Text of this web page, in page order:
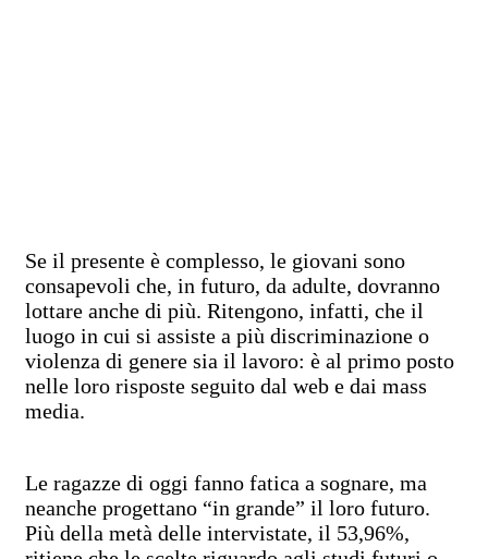
Se il presente è complesso, le giovani sono
consapevoli che, in futuro, da adulte, dovranno
lottare anche di più. Ritengono, infatti, che il
luogo in cui si assiste a più discriminazione o
violenza di genere sia il lavoro: è al primo posto
nelle loro risposte seguito dal web e dai mass
media.
Le ragazze di oggi fanno fatica a sognare, ma
neanche progettano “in grande” il loro futuro.
Più della metà delle intervistate, il 53,96%,